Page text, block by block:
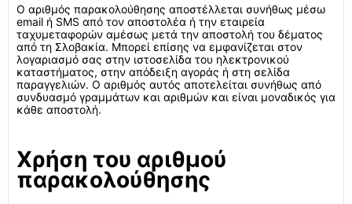
Ο αριθμός παρακολούθησης αποστέλλεται συνήθως μέσω
email ή SMS από τον αποστολέα ή την εταιρεία
ταχυμεταφορών αμέσως μετά την αποστολή του δέματος
από τη Σλοβακία. Μπορεί επίσης να εμφανίζεται στον
λογαριασμό σας στην ιστοσελίδα του ηλεκτρονικού
καταστήματος, στην απόδειξη αγοράς ή στη σελίδα
παραγγελιών. Ο αριθμός αυτός αποτελείται συνήθως από
συνδυασμό γραμμάτων και αριθμών και είναι μοναδικός για
κάθε αποστολή.
Χρήση του αριθμού
παρακολούθησης